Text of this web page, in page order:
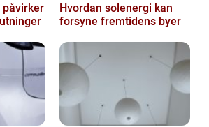
påvirker
Hvordan solenergi kan
forsyne fremtidens byer